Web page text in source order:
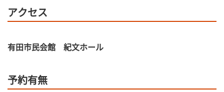
アクセス
有田市民会館 紀文ホール
予約有無